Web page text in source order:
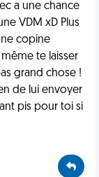
a une chance
VDM xD Plus
copine
te laisser
grand chose !
de lui envoyer
pis pour toi si